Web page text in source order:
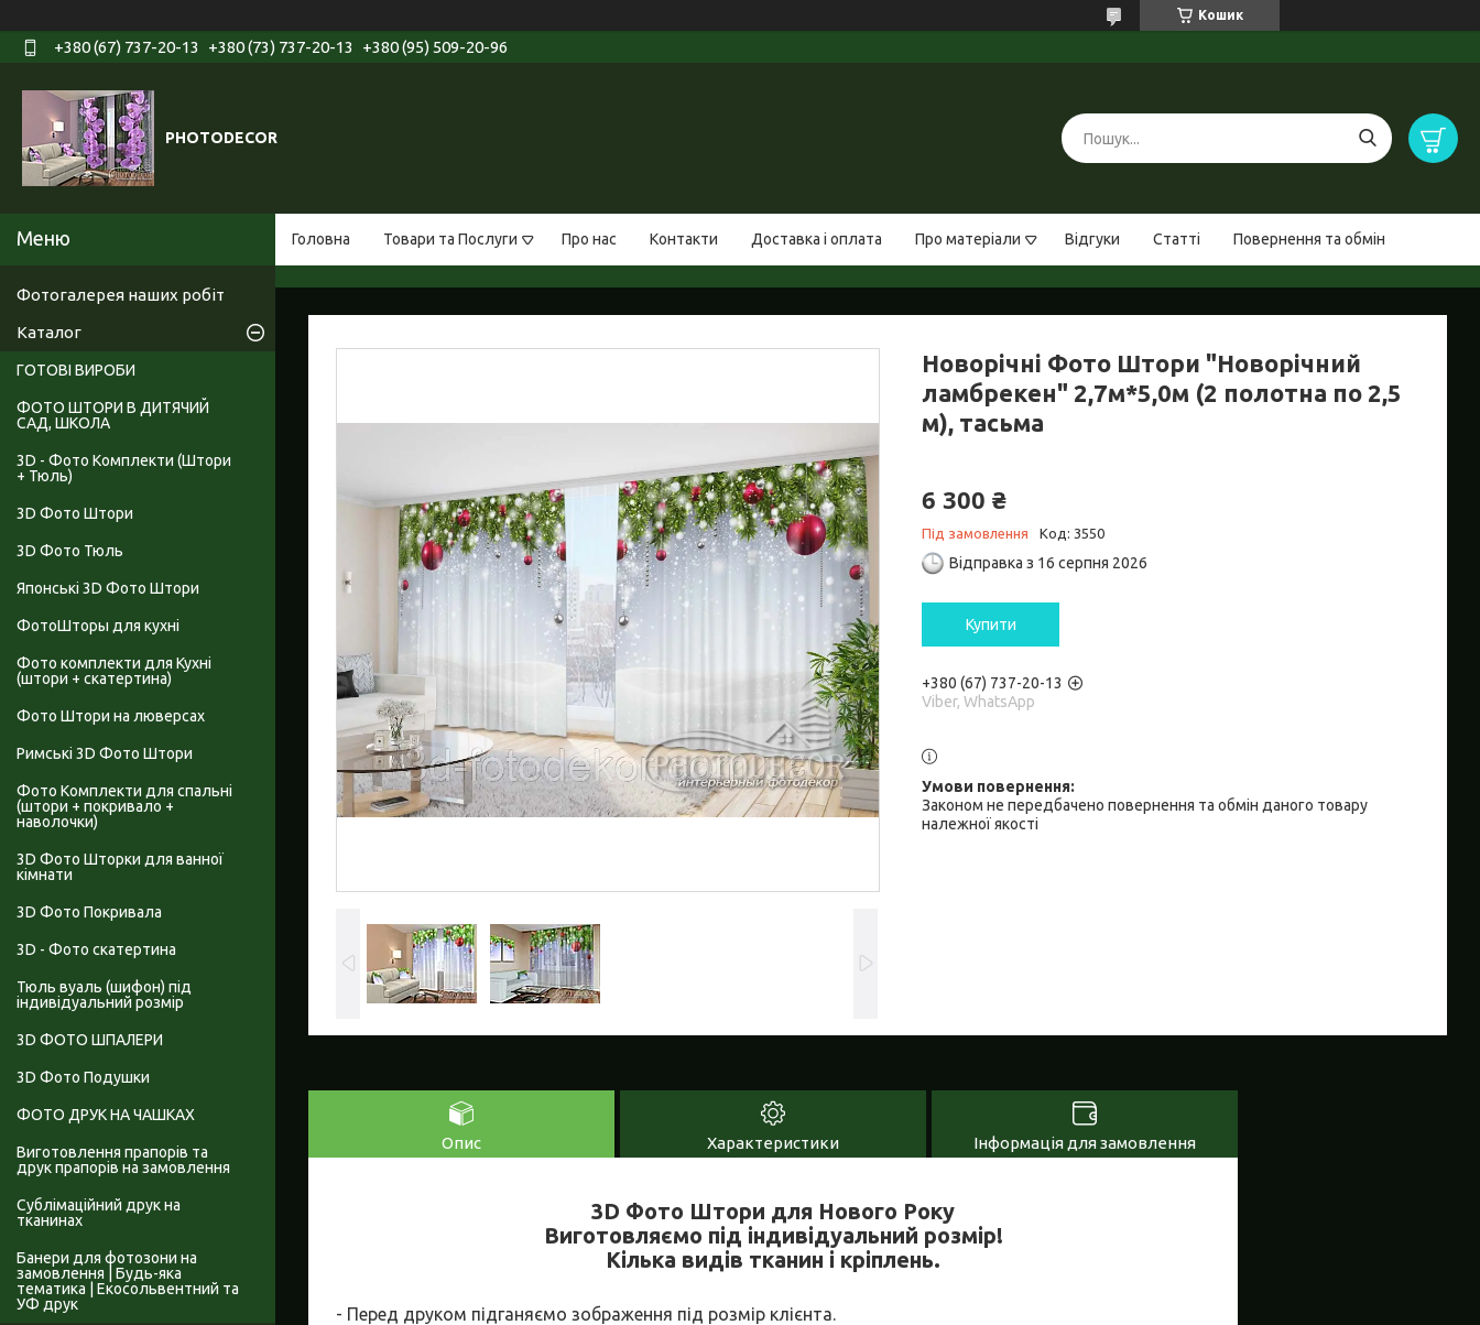
Кошик
+380 (67) 737-20-13 +380 (73) 737-20-13 +380 (95) 509-20-96
PHOTODECOR
Головна Товари та Послуги Про нас Контакти Доставка і оплата Про матеріали Відгуки Статті Повернення та обмін
Новорічні Фото Штори "Новорічний
ламбрекен" 2,7м*5,0м (2 полотна по 2,5
м), тасьма
6 300 ₴
Під замовлення Код: 3550
Відправка з 16 серпня 2026
Купити
+380 (67) 737-20-13
Viber, WhatsApp
Законом не передбачено повернення та обмін даного товару
належної якості
Опис Характеристики Інформація для замовлення
3D Фото Штори для Нового Року
Виготовляємо під індивідуальний розмір!
Кілька видів тканин і кріплень.
- Перед друком підганяємо зображення під розмір клієнта.
Фотогалерея наших робіт
Каталог
ГОТОВІ ВИРОБИ
ФОТО ШТОРИ В ДИТЯЧИЙ
САД, ШКОЛА
3D - Фото Комплекти (Штори
+ Тюль)
3D Фото Штори
3D Фото Тюль
Японські 3D Фото Штори
ФотоШторы для кухні
Фото комплекти для Кухні
(штори + скатертина)
Фото Штори на люверсах
Римські 3D Фото Штори
Фото Комплекти для спальні
(штори + покривало +
наволочки)
3D Фото Шторки для ванної
кімнати
3D Фото Покривала
3D - Фото скатертина
Тюль вуаль (шифон) під
індивідуальний розмір
3D ФОТО ШПАЛЕРИ
3D Фото Подушки
ФОТО ДРУК НА ЧАШКАХ
Виготовлення прапорів та
друк прапорів на замовлення
Сублімаційний друк на
тканинах
Банери для фотозони на
замовлення | Будь-яка
тематика | Екосольвентний та
УФ друк